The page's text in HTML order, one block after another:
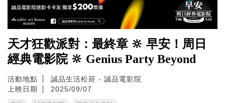
天才狂歡派對：最終章 🔆 早安！周日
經典電影院 🔆 Genius Party Beyond
活動地點
誠品生活松菸 - 誠品電影院
上映日期
2025/09/07